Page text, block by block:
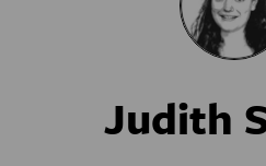
NATUURWETENSCHAPPEN
PSYCHE & BREIN
Judith